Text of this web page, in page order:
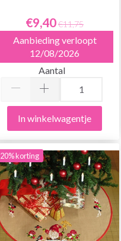
€9,40€11,75
Aanbieding verloopt
12/08/2026
Aantal
In winkelwagentje
20% korting